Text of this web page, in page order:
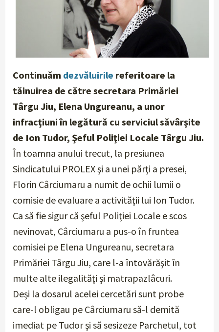
Continuăm dezvăluirile referitoare la
tăinuirea de către secretara Primăriei
Târgu Jiu, Elena Ungureanu, a unor
infracţiuni în legătură cu serviciul săvârşite
de Ion Tudor, Şeful Poliţiei Locale Târgu Jiu.
În toamna anului trecut, la presiunea
Sindicatului PROLEX şi a unei părţi a presei,
Florin Cârciumaru a numit de ochii lumii o
comisie de evaluare a activităţii lui Ion Tudor.
Ca să fie sigur că şeful Poliţiei Locale e scos
nevinovat, Cârciumaru a pus-o în fruntea
comisiei pe Elena Ungureanu, secretara
Primăriei Târgu Jiu, care l-a întovărăşit în
multe alte ilegalităţi şi matrapazlâcuri.
Deşi la dosarul acelei cercetări sunt probe
care-l obligau pe Cârciumaru să-l demită
imediat pe Tudor şi să sesizeze Parchetul, tot